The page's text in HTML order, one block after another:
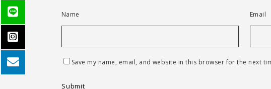
Name Email
Save my name, email, and website in this browser for the next